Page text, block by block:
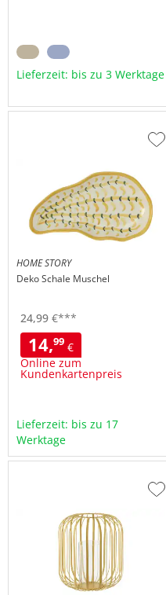
Lieferzeit: bis zu 3 Werktage
HOME STORY
Deko Schale Muschel
24,99 €***
14,99 €
Online zum
Kundenkartenpreis
Zur
Lieferzeit: bis zu 17
Werktage
Zur